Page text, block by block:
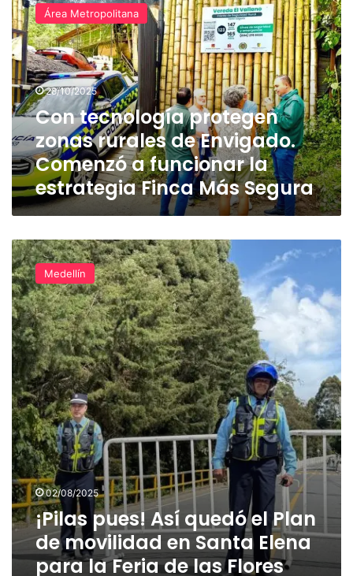
de
Aburrá
tecnología
protegen
zonas
rurales
de
Envigado.
Comenzó
a
funcionar
la
estrategia
Finca
Segura
Área Metropolitana
28/10/2025
Con tecnología protegen
zonas rurales de Envigado.
Comenzó a funcionar la
estrategia Finca Más Segura
¡Pilas
pues!
Así
quedó
el
Plan
de
movilidad
en
Santa
Elena
para
la
Feria
de
las
Flores
Medellín
02/08/2025
¡Pilas pues! Así quedó el Plan
de movilidad en Santa Elena
para la Feria de las Flores